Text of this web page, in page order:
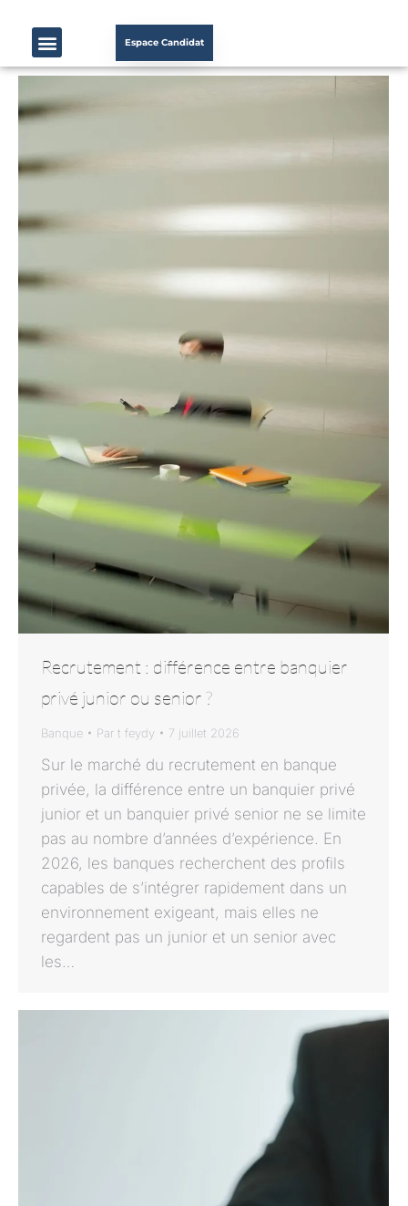
Espace Candidat
Recrutement : différence entre banquier
privé junior ou senior ?
Banque Par t feydy 7 juillet 2026
Sur le marché du recrutement en banque
privée, la différence entre un banquier privé
junior et un banquier privé senior ne se limite
pas au nombre d’années d’expérience. En
2026, les banques recherchent des profils
capables de s’intégrer rapidement dans un
environnement exigeant, mais elles ne
regardent pas un junior et un senior avec
les…